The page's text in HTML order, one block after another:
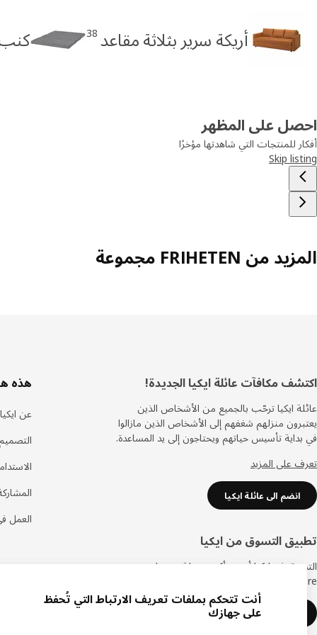
أريكة سرير بثلاثة مقاعد 38
احصل على المظهر
أفكار للمنتجات التي شاهدتها مؤخرًا
Skip listing
المزيد من FRIHETEN مجموعة
تذييل
اكتشف مكافآت عائلة ايكيا الجديدة!
عائلة ايكيا ترحّب بالجميع من الأشخاص الذين
يعتبرون منزلهم شغفهم إلى الأشخاص الذين مازالوا
في بداية تأسيس حياتهم ويحتاجون إلى يد المساعدة.
تعرف على المزيد
انضم الى عائلة ايكيا
تطبيق التسوق من ايكيا
التسوق في ايكيا أصبح أكثر سهولة مع تطبيق متجر
IKEA Store الجديد.
حمل تطبيق ايكيا
هذه
عن ايكيا
العمل
أنت تتحكم بملفات تعريف الارتباط التي تُحفظ
على جهازك